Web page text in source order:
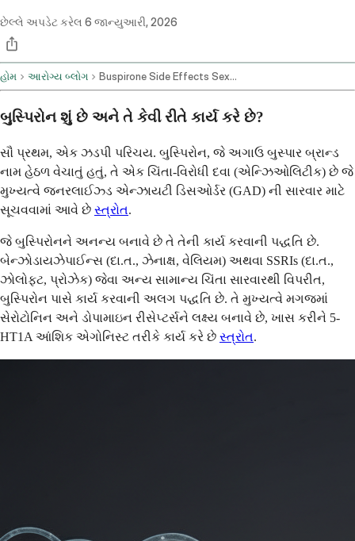
છેલ્લે અપડેટ કરેલ 6 જાન્યુઆરી, 2026
હોમ આરોગ્ય બ્લોગ Buspirone Side Effects Sexually
બુસ્પિરોન શું છે અને તે કેવી રીતે કાર્ય કરે છે?
સૌ પ્રથમ, એક ઝડપી પરિચય. બુસ્પિરોન, જે અગાઉ બુસ્પાર બ્રાન્ડ
નામ હેઠળ વેચાતું હતું, તે એક ચિંતા-વિરોધી દવા (એન્ઝિઓલિટીક) છે જે
મુખ્યત્વે જનરલાઈઝ્ડ એન્ઝાયટી ડિસઓર્ડર (GAD) ની સારવાર માટે
સૂચવવામાં આવે છે સ્ત્રોત.
જે બુસ્પિરોનને અનન્ય બનાવે છે તે તેની કાર્ય કરવાની પદ્ધતિ છે.
બેન્ઝોડાયઝેપાઈન્સ (દા.ત., ઝેનાક્ષ, વેલિયમ) અથવા SSRIs (દા.ત.,
ઝોલોફ્ટ, પ્રોઝેક) જેવા અન્ય સામાન્ય ચિંતા સારવારથી વિપરીત,
બુસ્પિરોન પાસે કાર્ય કરવાની અલગ પદ્ધતિ છે. તે મુખ્યત્વે મગજમાં
સેરોટોનિન અને ડોપામાઇન રીસેપ્ટર્સને લક્ષ્ય બનાવે છે, ખાસ કરીને 5-
HT1A આંશિક એગોનિસ્ટ તરીકે કાર્ય કરે છે સ્ત્રોત.